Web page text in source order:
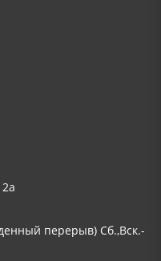
перерыв) Сб.,Вск.-